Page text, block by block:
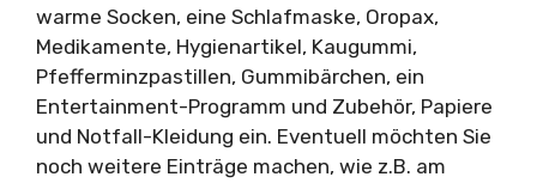
warme Socken, eine Schlafmaske, Oropax,
Medikamente, Hygienartikel, Kaugummi,
Pfefferminzpastillen, Gummibärchen, ein
Entertainment-Programm und Zubehör, Papiere
und Notfall-Kleidung ein. Eventuell möchten Sie
noch weitere Einträge machen, wie z.B. am